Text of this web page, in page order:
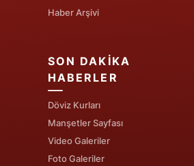
Haber Arşivi
SON DAKIKA
HABERLER
Döviz Kurları
Manşetler Sayfası
Video Galeriler
Foto Galeriler